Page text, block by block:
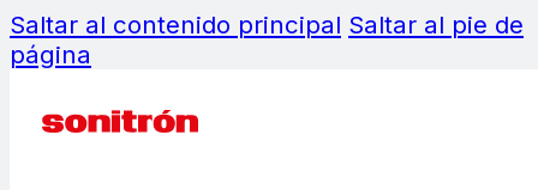
Saltar al contenido principal Saltar al pie de
página